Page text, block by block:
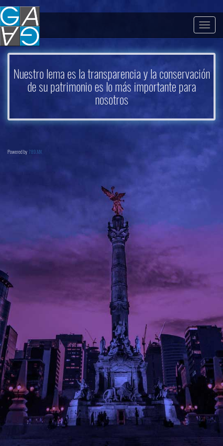
Nuestro lema es la transparencia y la conservación
de su patrimonio es lo más importante para
nosotros
Powered by 789.MX